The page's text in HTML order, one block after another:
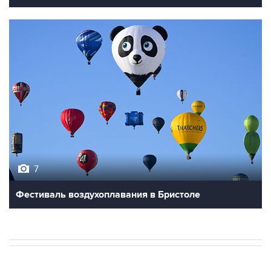
Фестиваль воздухоплавания в Бристоле